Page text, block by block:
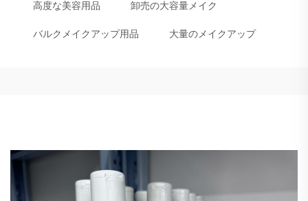
高度な美容用品 卸売の大容量メイク
バルクメイクアップ用品 大量のメイクアップ